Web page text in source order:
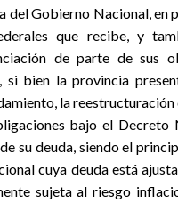
del Gobierno Nacional, en
que recibe, y
de parte de sus
si bien la provincia
la reestructuración
bajo el Decreto
su deuda, siendo el
cuya deuda está
sujeta al riesgo